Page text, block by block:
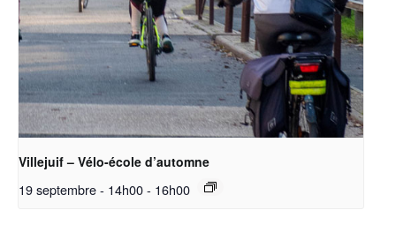
Villejuif – Vélo-école d’automne
19 septembre - 14h00- 16h00